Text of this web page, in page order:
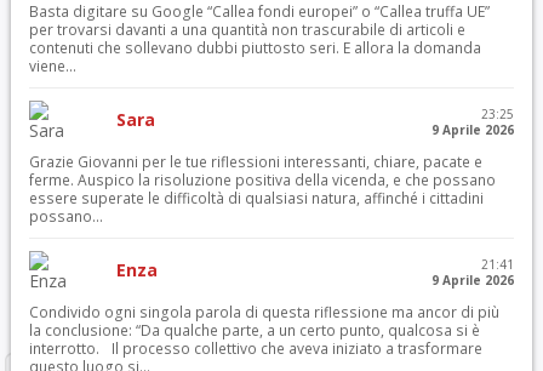
Basta digitare su Google “Callea fondi europei” o “Callea truffa UE”
per trovarsi davanti a una quantità non trascurabile di articoli e
contenuti che sollevano dubbi piuttosto seri. E allora la domanda
viene...
Sara
23:25
9 Aprile 2026
Grazie Giovanni per le tue riflessioni interessanti, chiare, pacate e
ferme. Auspico la risoluzione positiva della vicenda, e che possano
essere superate le difficoltà di qualsiasi natura, affinché i cittadini
possano...
Enza
21:41
9 Aprile 2026
Condivido ogni singola parola di questa riflessione ma ancor di più
la conclusione: “Da qualche parte, a un certo punto, qualcosa si è
interrotto. Il processo collettivo che aveva iniziato a trasformare
questo luogo si...